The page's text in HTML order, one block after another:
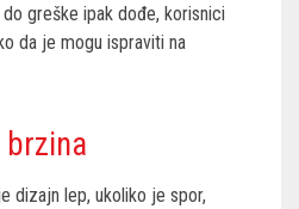
greške ipak dođe, korisnici
da je mogu ispraviti na
brzina
dizajn lep, ukoliko je spor,